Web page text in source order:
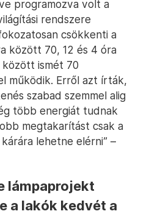
programozva volt a
rendszere
csökkenti a
között 70, 12 és 4 óra
ismét 70
működik. Erről azt írták,
szabad szemmel alig
több energiát tudnak
megtakarítást csak a
lehetne elérni” –
lámpaprojekt
a lakók kedvét a